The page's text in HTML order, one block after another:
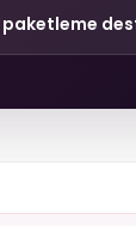
paketleme